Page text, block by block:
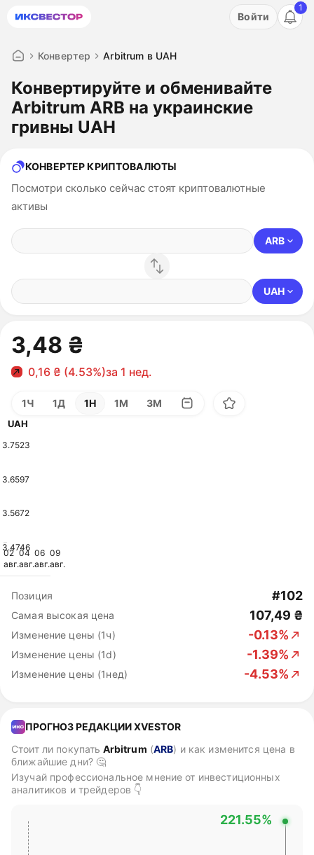
Акция: бесплатный пробный период на 3 дня!
Войти
1
Конвертер Arbitrum в UAH
Конвертируйте и обменивайте
Arbitrum ARB на украинские
гривны UAH
КОНВЕРТЕР КРИПТОВАЛЮТЫ
Посмотри сколько сейчас стоят криптовалютные
активы
ARB
UAH
3,48 ₴
0,16 ₴ (4.53%)за 1 нед.
1Ч 1Д 1Н 1М 3М
02
авг.
04
авг.
06
авг.
09
авг.
UAH
3.7523
3.6597
3.5672
3.4746
Позиция #102
Самая высокая цена 107,49 ₴
Изменение цены (1ч) -0.13%
Изменение цены (1d) -1.39%
Изменение цены (1нед) -4.53%
ПРОГНОЗ РЕДАКЦИИ XVESTOR
Стоит ли покупать Arbitrum (ARB) и как изменится цена в
ближайшие дни? 🤔
Изучай профессиональное мнение от инвестиционных
аналитиков и трейдеров 👇
221.55%